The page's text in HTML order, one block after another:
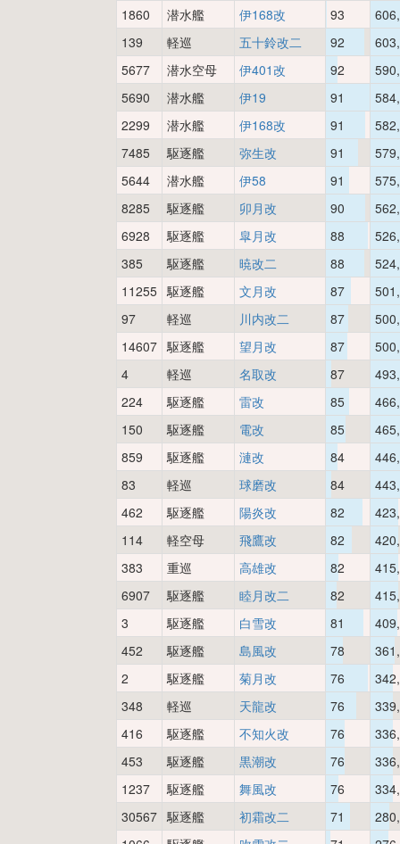
1860
潜水艦 伊168改 93
139
軽巡 五十鈴改二 92
5677
潜水空母 伊401改 92
5690
潜水艦 伊19 91
2299
潜水艦 伊168改 91
7485
駆逐艦 弥生改 91
5644
潜水艦 伊58 91
8285
駆逐艦 卯月改 90
6928
駆逐艦 皐月改 88
385
駆逐艦 暁改二 88
11255 駆逐艦 文月改 87
97
軽巡 川内改二 87
14607 駆逐艦 望月改 87
4
軽巡 名取改 87
224
駆逐艦 雷改 85
150
駆逐艦 電改 85
859
駆逐艦 漣改 84
83
軽巡 球磨改 84
462
駆逐艦 陽炎改 82
114
軽空母 飛鷹改 82
383
重巡 高雄改 82
6907
駆逐艦 睦月改二 82
3
駆逐艦 白雪改 81
452
駆逐艦 島風改 78
2
駆逐艦 菊月改 76
348
軽巡 天龍改 76
416
駆逐艦 不知火改 76
453
駆逐艦 黒潮改 76
1237
駆逐艦 舞風改 76
30567 駆逐艦 初霜改二 71